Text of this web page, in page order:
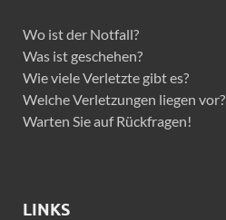
Wo ist der Notfall?
Was ist geschehen?
Wie viele Verletzte gibt es?
Welche Verletzungen liegen vor?
Warten Sie auf Rückfragen!
LINKS